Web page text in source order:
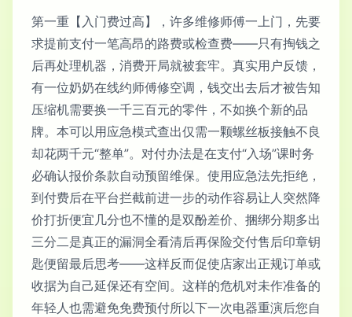
第一重【入门费过高】，许多维修师傅一上门，先要
求提前支付一笔高昂的路费或检查费——只有掏钱之
后再处理机器，消费开局就被套牢。真实用户反馈，
有一位奶奶在线约师傅修空调，钱交出去后才被告知
压缩机需要换一千三百元的零件，不如换个新的品
牌。本可以用应急模式查出仅需一颗螺丝板接触不良
却花两千元“整单”。对付办法是在支付“入场”课时务
必确认报价条款自动预留维保。使用应急法先拒绝，
到付费后在平台拦截前进一步的动作容易让人突然降
价打折便宜几分也不懂的是双酚差价、捆绑分期多出
三分二是真正的漏洞全看清后再保险交付售后印章钥
匙便留最后思考——这样反而促使店家出正规订单或
收据为自己延保还有空间。这样的危机对未作准备的
年轻人也需避免免费预付所以下一次电器重演后您自